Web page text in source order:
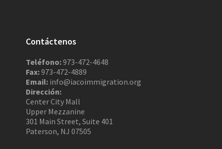
Contáctenos
Teléfono:973-472-4648
Fax:973-472-4889
Email: info@iacoimmigration.org
Dirección:
Center City Mall
Upper Mezzanine
301 Main Street, Suite 401
Paterson, NJ 07505